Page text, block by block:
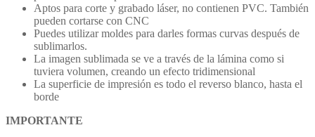
Aptos para corte y grabado láser, no contienen PVC. También
pueden cortarse con CNC
Puedes utilizar moldes para darles formas curvas después de
sublimarlos.
La imagen sublimada se ve a través de la lámina como si
tuviera volumen, creando un efecto tridimensional
La superficie de impresión es todo el reverso blanco, hasta el
borde
IMPORTANTE